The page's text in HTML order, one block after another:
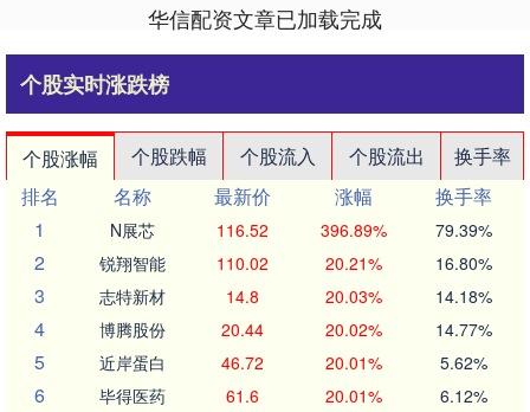
华信配资文章已加载完成
个股实时涨跌榜
个股涨幅 个股跌幅 个股流入 个股流出
换手率
排名
名称 最新价 涨幅
换手率
1
N展芯 116.52 396.89% 79.39%
2 锐翔智能 110.02 20.21% 16.80%
3 志特新材 14.8 20.03% 14.18%
4 博腾股份 20.44 20.02% 14.77%
5 近岸蛋白 46.72 20.01% 5.62%
6 毕得医药 61.6 20.01% 6.12%